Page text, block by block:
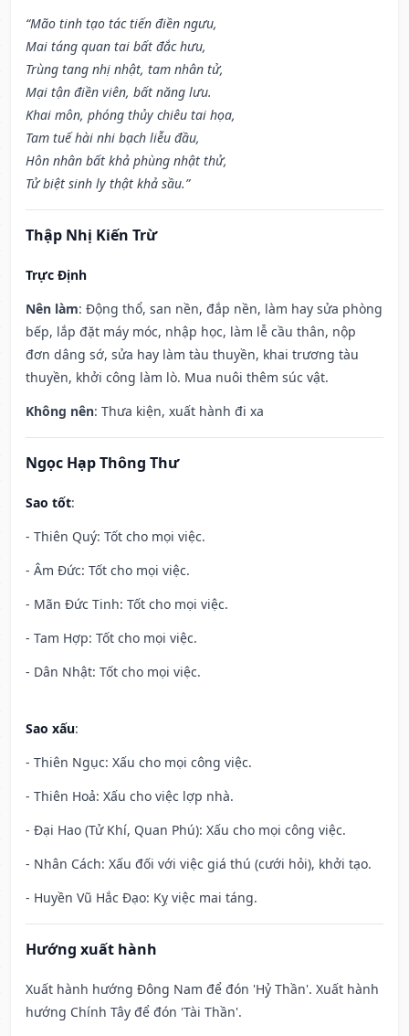
“Mão tinh tạo tác tiến điền ngưu,
Mai táng quan tai bất đắc hưu,
Trùng tang nhị nhật, tam nhân tử,
Mại tận điền viên, bất năng lưu.
Khai môn, phóng thủy chiêu tai họa,
Tam tuế hài nhi bạch liễu đầu,
Hôn nhân bất khả phùng nhật thử,
Tử biệt sinh ly thật khả sầu.”
Thập Nhị Kiến Trừ
Trực Định
Nên làm: Động thổ, san nền, đắp nền, làm hay sửa phòng
bếp, lắp đặt máy móc, nhập học, làm lễ cầu thân, nộp
đơn dâng sớ, sửa hay làm tàu thuyền, khai trương tàu
thuyền, khởi công làm lò. Mua nuôi thêm súc vật.
Không nên: Thưa kiện, xuất hành đi xa
Ngọc Hạp Thông Thư
Sao tốt:
- Thiên Quý: Tốt cho mọi việc.
- Âm Đức: Tốt cho mọi việc.
- Mãn Đức Tinh: Tốt cho mọi việc.
- Tam Hợp: Tốt cho mọi việc.
- Dân Nhật: Tốt cho mọi việc.
Sao xấu:
- Thiên Ngục: Xấu cho mọi công việc.
- Thiên Hoả: Xấu cho việc lợp nhà.
- Đại Hao (Tử Khí, Quan Phú): Xấu cho mọi công việc.
- Nhân Cách: Xấu đối với việc giá thú (cưới hỏi), khởi tạo.
- Huyền Vũ Hắc Đạo: Kỵ việc mai táng.
Hướng xuất hành
Xuất hành hướng Đông Nam để đón 'Hỷ Thần'. Xuất hành
hướng Chính Tây để đón 'Tài Thần'.